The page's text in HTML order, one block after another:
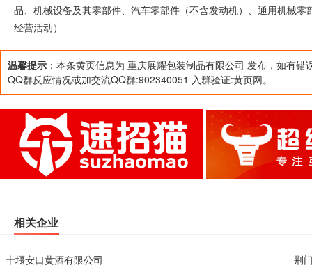
品、机械设备及其零部件、汽车零部件（不含发动机）、通用机械
经营活动）
温馨提示 ：本条黄页信息为 重庆展耀包装制品有限公司 发布，如有错
QQ群反应情况或加交流QQ群:902340051 入群验证:黄页网。
相关企业
十堰安口黄酒有限公司
荆